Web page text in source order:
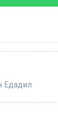
Едадил